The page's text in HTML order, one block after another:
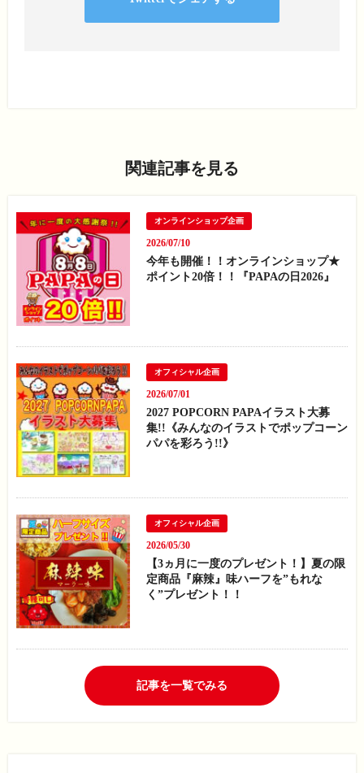
関連記事を見る
2026/07/10
今年も開催！！オンラインショップ★
ポイント20倍！！『PAPAの日2026』
オンラインショップ企画
2026/07/01
2027 POPCORN PAPAイラスト大募
集!!《みんなのイラストでポップコーン
パパを彩ろう!!》
オフィシャル企画
2026/05/30
【3ヵ月に一度のプレゼント！】夏の限
定商品『麻辣』味ハーフを”もれな
く”プレゼント！！
オフィシャル企画
記事を一覧でみる